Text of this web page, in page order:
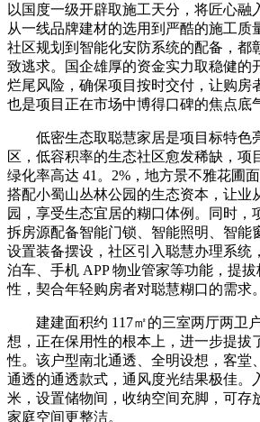
以国度一级开辟取施工天分，将匠心融
从一线品牌建材的选用到严酷的施工质
社区规划到智能化安防系统的配备，都
致逃求。国企雄厚的资金实力取稳健的
烂尾风险，确保项目按时交付，让购房
也是项目正在市场中博得口碑的焦点底
低密生态取聪慧家居是项目标特色
区，低容积率的生态社区愈发稀缺，项
绿化率高达 41。2%，地方景不雅花圃面
搭配小蜀山丛林公园的生态资本，让业
园，享受生态宜居的糊口体例。同时，
拆房源配备智能门锁、智能照明、智能
设置装备摆设，社区引入聪慧办理系统
泊车、手机 APP 物业管家等功能，提
性，契合年轻购房者对聪慧糊口的需求。
建建面积约 117㎡的三室两厅两卫
想，正在保用性的根本上，进一步提拔
性。该户型南北通透、全明设想，客堂
通透的通透款式，通风度光结果极佳。
米，设置储物间，收纳空间充脚，可存
家庭空间更整洁。